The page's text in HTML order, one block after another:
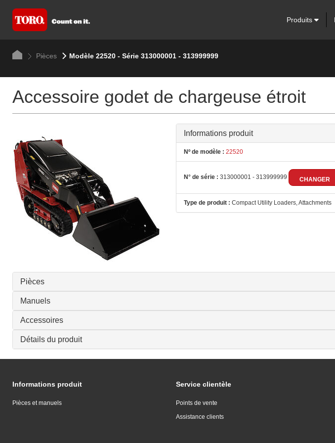
Produits
Pièces Modèle 22520 - Série 313000001 - 313999999
Accessoire godet de chargeuse étroit
Informations produit
Nº de modèle : 22520
N° de série : 313000001 - 313999999 CHANGER
Type de produit : Compact Utility Loaders, Attachments
Pièces
Manuels
Accessoires
Détails du produit
Informations produit
Pièces et manuels
Service clientèle
Points de vente
Assistance clients